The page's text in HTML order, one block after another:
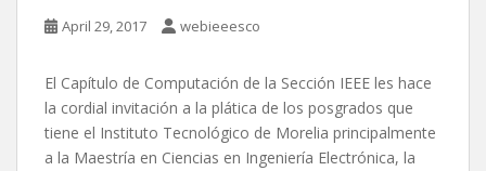
April 29, 2017 webieeesco
El Capítulo de Computación de la Sección IEEE les hace
la cordial invitación a la plática de los posgrados que
tiene el Instituto Tecnológico de Morelia principalmente
a la Maestría en Ciencias en Ingeniería Electrónica, la